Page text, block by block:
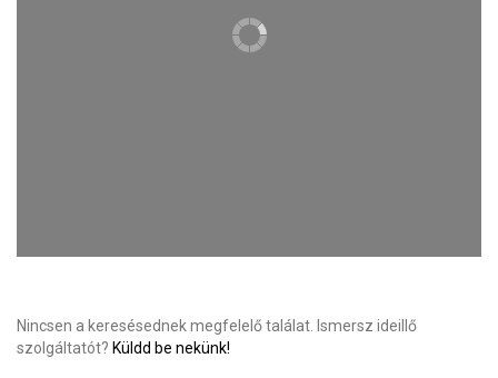
Nincsen a keresésednek megfelelő találat. Ismersz ideillő
szolgáltatót? Küldd be nekünk!